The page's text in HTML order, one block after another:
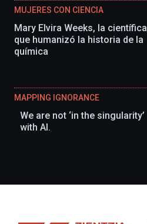
MUJERES CON CIENCIA
Mary Elvira Weeks, la científica
que humanizó la historia de la
química
MAPPING IGNORANCE
We are not ‘in the singularity’
with AI.